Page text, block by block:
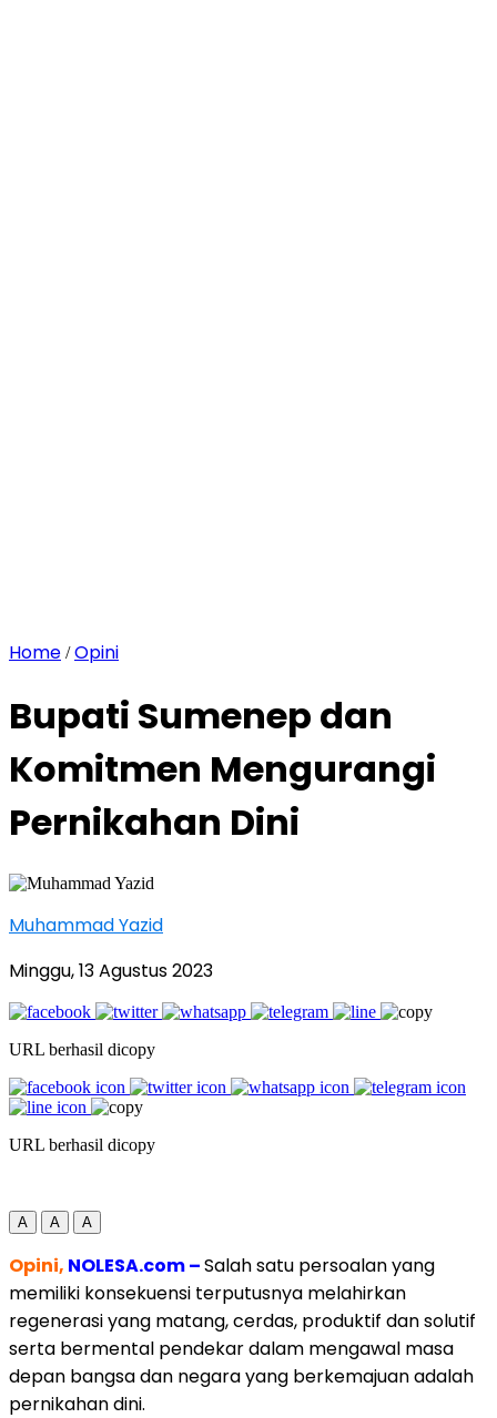
Home /Opini
Bupati Sumenep dan
Komitmen Mengurangi
Pernikahan Dini
Muhammad Yazid
Minggu, 13 Agustus 2023
URL berhasil dicopy
URL berhasil dicopy
A A A
Opini, NOLESA.com –Salah satu persoalan yang
memiliki konsekuensi terputusnya melahirkan
regenerasi yang matang, cerdas, produktif dan solutif
serta bermental pendekar dalam mengawal masa
depan bangsa dan negara yang berkemajuan adalah
pernikahan dini.